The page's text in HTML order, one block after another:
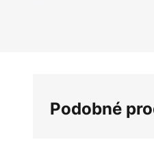
obrázkov
Podobné